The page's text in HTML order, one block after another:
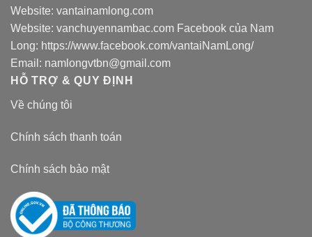
Website: vantainamlong.com
Website: vanchuyennambac.com Facebook của Nam
Long: https://www.facebook.com/vantaiNamLong/
Email: namlongvtbn@gmail.com
HỖ TRỢ & QUY ĐỊNH
Về chúng tôi
Chính sách thanh toán
Chính sách bảo mật